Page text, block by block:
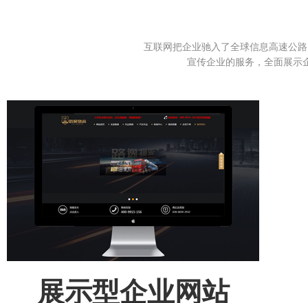
互联网把企业驰入了全球信息高速公
宣传企业的服务，全面展示
展示型企业网站